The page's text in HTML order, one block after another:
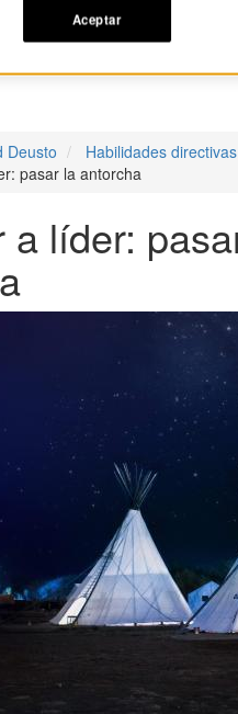
Deusto
Habilidades directivas
pasar la antorcha
a líder:
Aceptar